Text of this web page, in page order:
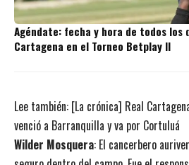
Agéndate: fecha y hora de todos los
Cartagena en el Torneo Betplay II
Lee también: [La crónica] Real
venció a Barranquilla y va por Cortuluá
Wilder Mosquera: El cancerbero